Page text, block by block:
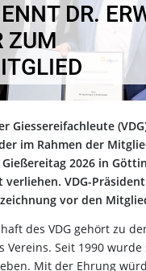
DR.
ZUM
Giessereifachleute
im Rahmen der
2026 in
VDG-
vor den
des VDG gehört zu
Vereins. Seit 1990
Mit der Ehrung